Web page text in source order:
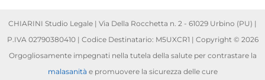
CHIARINI Studio Legale | Via Della Rocchetta n. 2 - 61029 Urbino (PU) |
P.IVA 02790380410 | Codice Destinatario: M5UXCR1 | Copyright © 2026
Orgogliosamente impegnati nella tutela della salute per contrastare la
malasanità e promuovere la sicurezza delle cure